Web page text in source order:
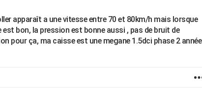
apparaît a une vitesse entre 70 et 80km/h mais lorsque
est bon, la pression est bonne aussi , pas de bruit de
pour ça, ma caisse est une megane 1.5dci phase 2 année